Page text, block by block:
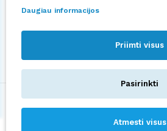
Sekite mus:
NEXINNO.TECH
Daugiau informacijos
Priimti visus
Pasirinkti
Atmesti visus